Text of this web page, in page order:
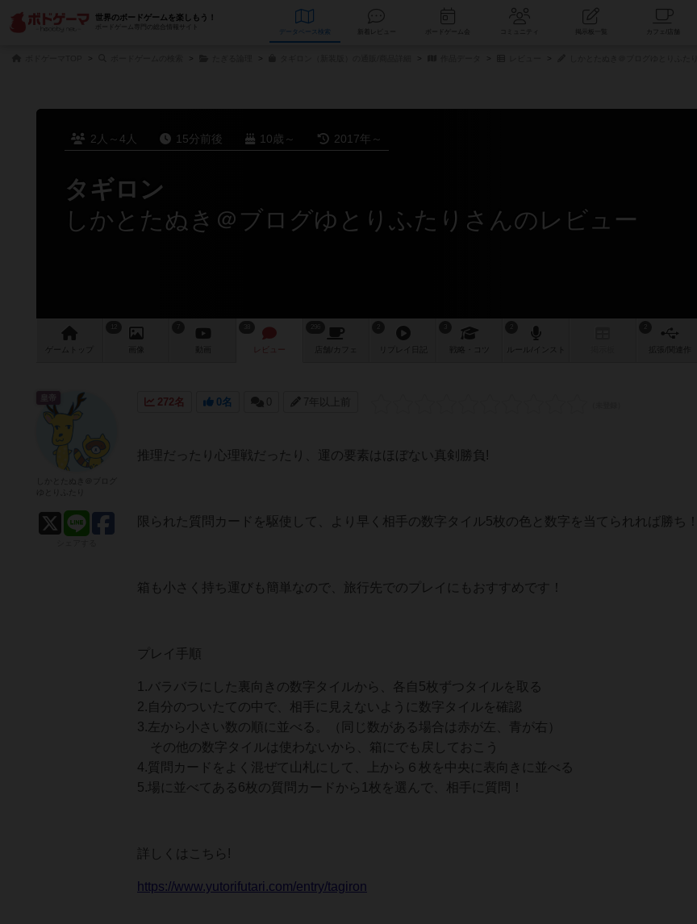
世界のボードゲームを楽しもう！
ボードゲーム専門の総合情報サイト
データベース コミュニティ
2人～4人 15分前後 10歳～ 2017年～
タギロン
しかとたぬき＠ブログゆとりふたりさんのレビュー
ゲーム 画像 レビュー 店舗/ カフェ 戦略 作
272名 0名 0 7年以上前
推理だったり心理戦だったり、運の要素はほぼない真剣勝負!
限られた質問カードを駆使して、より早く相手の数字タイル5枚の色と数字を当てられれば勝ち！
箱も小さく持ち運びも簡単なので、旅行先でのプレイにもおすすめです！
プレイ手順
1.バラバラにした裏向きの数字タイルから、各自5枚ずつタイルを取る
2.自分のついたての中で、相手に見えないように数字タイルを確認
3.左から小さい数の順に並べる。（同じ数がある場合は赤が左、青が右）
その他の数字タイルは使わないから、箱にでも戻しておこう
4.質問カードをよく混ぜて山札にして、上から６枚を中央に表向きに並べる
5.場に並べてある6枚の質問カードから1枚を選んで、相手に質問！
詳しくはこちら!
https://www.yutorifutari.com/entry/tagiron
皇帝